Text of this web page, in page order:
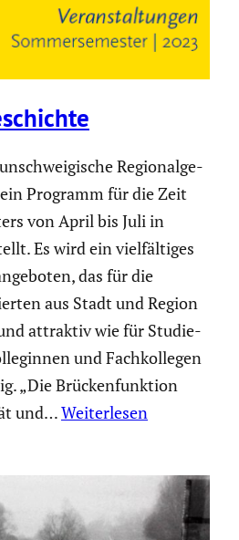
Regio­nal­ge­
Programm für die Zeit
von April bis Juli in
Es wird ein vielfäl­tiges
das für die
aus Stadt und Region
attraktiv wie für Studie­
und Fachkol­legen
„Die Brücken­funk­tion
und…Weiterlesen